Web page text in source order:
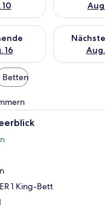
16
für dieses
Überprüfe
Betten
1 King-Bett